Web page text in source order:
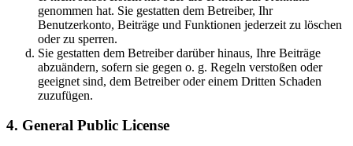
genommen hat. Sie gestatten dem Betreiber, Ihr
Benutzerkonto, Beiträge und Funktionen jederzeit zu löschen
oder zu sperren.
Sie gestatten dem Betreiber darüber hinaus, Ihre Beiträge
abzuändern, sofern sie gegen o. g. Regeln verstoßen oder
geeignet sind, dem Betreiber oder einem Dritten Schaden
zuzufügen.
4. General Public License